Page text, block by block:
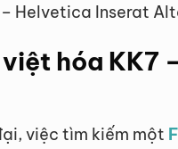
Helvetica Inserat
hóa KK7
việc tìm kiếm một